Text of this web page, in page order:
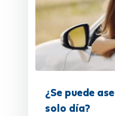
¿Se puede
solo día?